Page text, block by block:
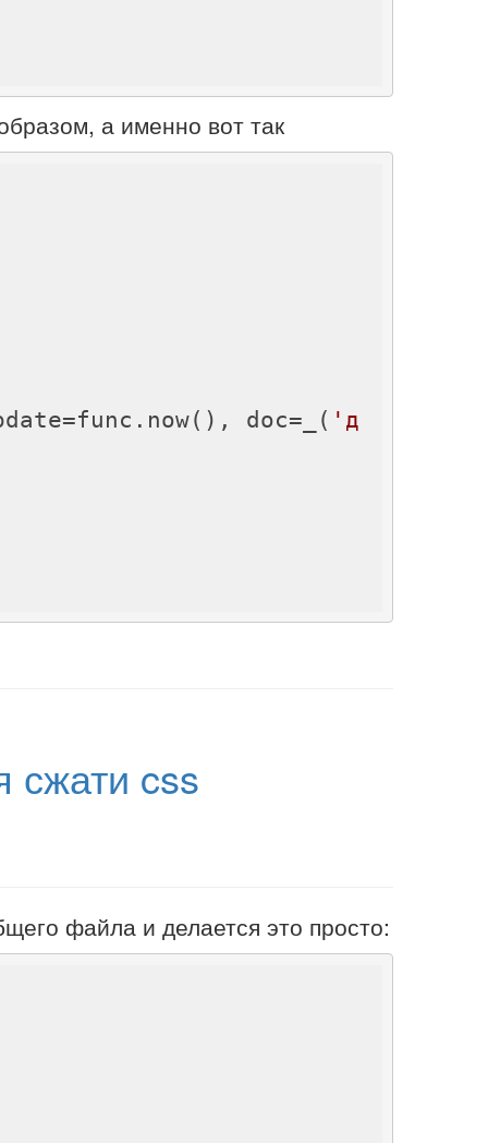
а именно вот так
doc=_(
'д
сжати css
файла и делается это просто: